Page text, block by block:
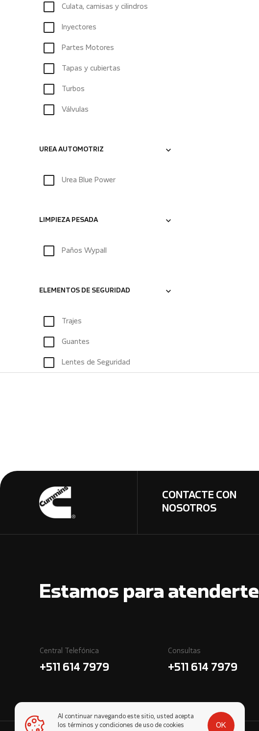
Culata, camisas y cilindros
Inyectores
Partes Motores
Tapas y cubiertas
Turbos
Válvulas
UREA AUTOMOTRIZ
Urea Blue Power
LIMPIEZA PESADA
Paños Wypall
ELEMENTOS DE SEGURIDAD
Trajes
Guantes
Lentes de Seguridad
CONTACTE CON
NOSOTROS
Estamos para atenderte
Central Telefónica
+511 614 7979
Consultas
+511 614 7979
Al continuar navegando este sitio, usted acepta
los términos y condiciones de uso de cookies
OK